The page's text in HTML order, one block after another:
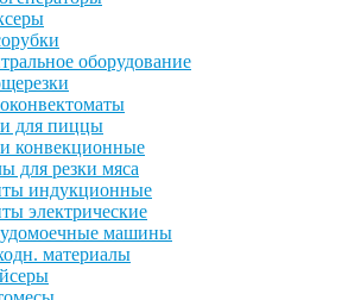
оборудование
для пиццы
конвекционные
для резки мяса
индукционные
электрические
машины
материалы